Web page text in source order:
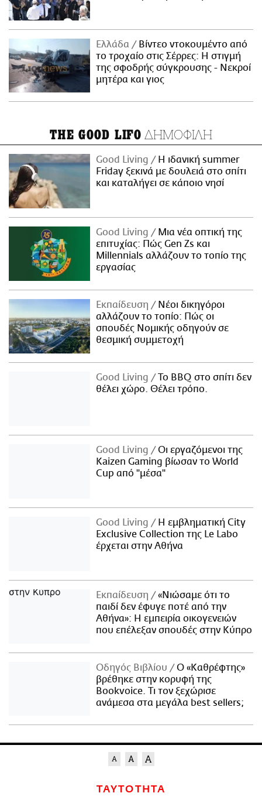
Ελλάδα
Βίντεο ντοκουμέντο από
το τροχαίο στις Σέρρες: Η στιγμή
της σφοδρής σύγκρουσης - Νεκροί
μητέρα και γιος
THE GOOD LIFO ΔΗΜΟΦΙΛΗ
Good Living
Η ιδανική summer
Friday ξεκινά με δουλειά στο σπίτι
και καταλήγει σε κάποιο νησί
Good Living
Μια νέα οπτική της
επιτυχίας: Πώς Gen Zs και
Millennials αλλάζουν το τοπίο της
εργασίας
Εκπαίδευση
Νέοι δικηγόροι
αλλάζουν το τοπίο: Πώς οι
σπουδές Νομικής οδηγούν σε
θεσμική συμμετοχή
Good Living
Το BBQ στο σπίτι δεν
θέλει χώρο. Θέλει τρόπο.
Good Living
Οι εργαζόμενοι της
Kaizen Gaming βίωσαν το World
Cup από "μέσα"
Good Living
Η εμβληματική City
Exclusive Collection της Le Labo
έρχεται στην Αθήνα
Εκπαίδευση
«Νιώσαμε ότι το
παιδί δεν έφυγε ποτέ από την
Αθήνα»: Η εμπειρία οικογενειών
που επέλεξαν σπουδές στην Κύπρο
Οδηγός Βιβλίου
Ο «Καθρέφτης»
βρέθηκε στην κορυφή της
Bookvoice. Τι τον ξεχώρισε
ανάμεσα στα μεγάλα best sellers;
ΤΑΥΤΟΤΗΤΑ